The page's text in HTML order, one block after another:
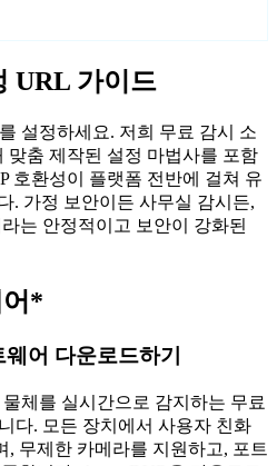
URL 가이드
설정하세요. 저희 무료 감시 소
맞춤 제작된 설정 마법사를 포함
호환성이 플랫폼 전반에 걸쳐 유
. 가정 보안이든 사무실 감시든,
는 안정적이고 보안이 강화된
*
어 다운로드하기
체를 실시간으로 감지하는 무료
다. 모든 장치에서 사용자 친화
, 무제한 카메라를 지원하고, 포트